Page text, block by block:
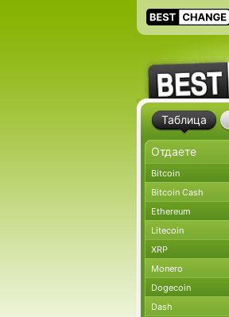
Таблица
Bitcoin
Bitcoin Cash
Ethereum
Litecoin
XRP
Monero
Dogecoin
Dash